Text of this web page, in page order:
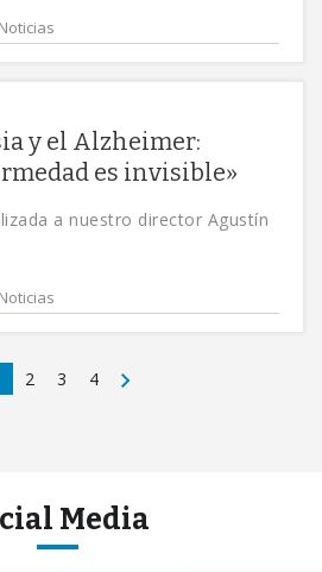
Noticias
y el Alzheimer:
es invisible»
a nuestro director Agustín
Noticias
2 3 4
Media